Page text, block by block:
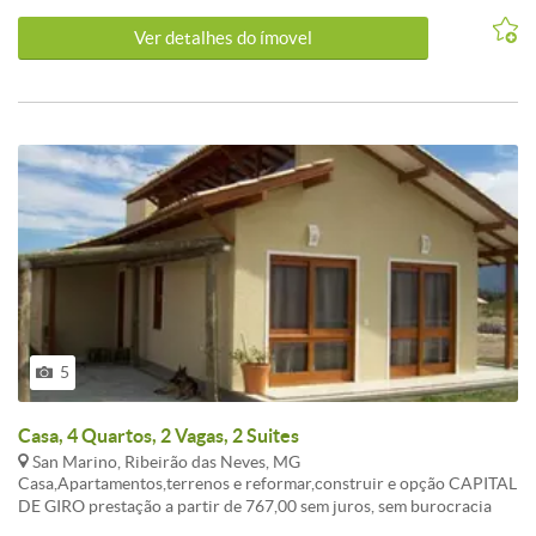
para instalar seu negócio. <br /><br />Ara construida 551m²<br />
<br />Não perca essa chance, entre em contato conosco e agende
Ver detalhes do ímovel
5
Casa, 4 Quartos, 2 Vagas, 2 Suites
San Marino, Ribeirão das Neves, MG
Casa,Apartamentos,terrenos e reformar,construir e opção CAPITAL
DE GIRO prestação a partir de 767,00 sem juros, sem burocracia